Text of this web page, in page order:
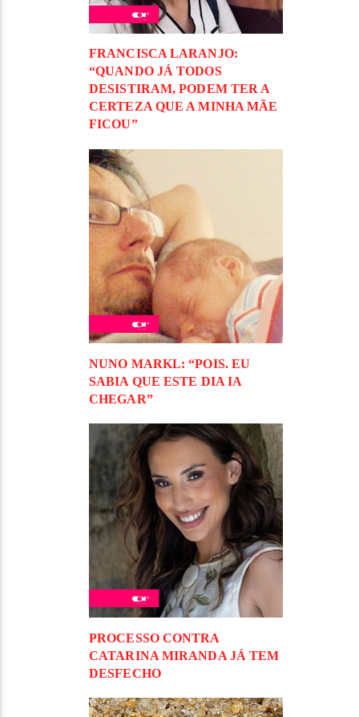
FRANCISCA LARANJO:
“QUANDO JÁ TODOS
DESISTIRAM, PODEM TER A
CERTEZA QUE A MINHA MÃE
FICOU”
NUNO MARKL: “POIS. EU
SABIA QUE ESTE DIA IA
CHEGAR”
PROCESSO CONTRA
CATARINA MIRANDA JÁ TEM
DESFECHO